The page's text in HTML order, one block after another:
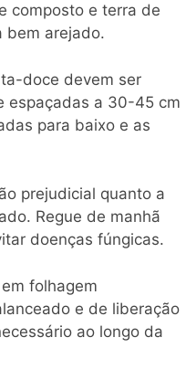
composto e terra de
bem arejado.
doce devem ser
espaçadas a 30-45 cm
para baixo e as
prejudicial quanto a
Regue de manhã
doenças fúngicas.
folhagem
e de liberação
ao longo da